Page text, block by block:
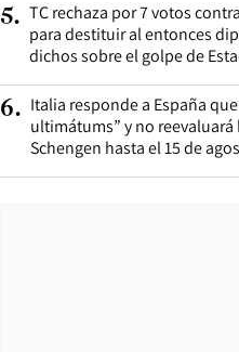
5. TC rechaza por 7 votos
para destituir al entonces
dichos sobre el golpe de
6. Italia responde a España
ultimátums” y no
Schengen hasta el 15 de